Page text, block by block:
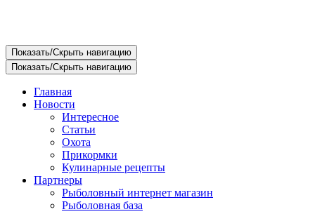
Показать/Скрыть навигацию
Показать/Скрыть навигацию
Главная
Новости
Интересное
Статьи
Охота
Прикормки
Кулинарные рецепты
Партнеры
Рыболовный интернет магазин
Рыболовная база